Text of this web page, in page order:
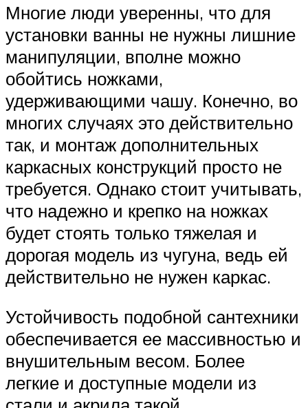
Многие люди уверенны, что для
установки ванны не нужны лишние
манипуляции, вполне можно
обойтись ножками,
удерживающими чашу. Конечно, во
многих случаях это действительно
так, и монтаж дополнительных
каркасных конструкций просто не
требуется. Однако стоит учитывать,
что надежно и крепко на ножках
будет стоять только тяжелая и
дорогая модель из чугуна, ведь ей
действительно не нужен каркас.
Устойчивость подобной сантехники
обеспечивается ее массивностью и
внушительным весом. Более
легкие и доступные модели из